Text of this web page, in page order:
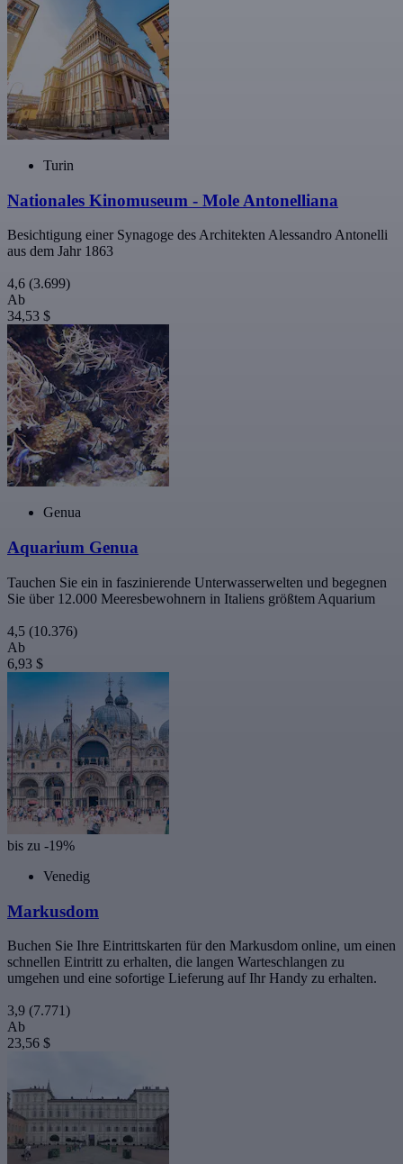
Turin
Nationales Kinomuseum - Mole Antonelliana
Besichtigung einer Synagoge des Architekten Alessandro Antonelli
aus dem Jahr 1863
4,6 (3.699)
Ab
34,53 $
Genua
Aquarium Genua
Tauchen Sie ein in faszinierende Unterwasserwelten und begegnen
Sie über 12.000 Meeresbewohnern in Italiens größtem Aquarium
4,5 (10.376)
Ab
6,93 $
bis zu -19%
Venedig
Markusdom
Buchen Sie Ihre Eintrittskarten für den Markusdom online, um einen
schnellen Eintritt zu erhalten, die langen Warteschlangen zu
umgehen und eine sofortige Lieferung auf Ihr Handy zu erhalten.
3,9 (7.771)
Ab
23,56 $